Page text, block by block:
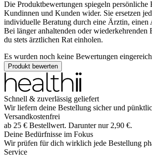
Die Produktbewertungen spiegeln persönliche
Kundinnen und Kunden wider. Sie ersetzen
individuelle Beratung durch eine Ärztin, einen
Bei länger anhaltenden oder wiederkehrenden
du stets ärztlichen Rat einholen.
Es wurden noch keine Bewertungen
Produkt bewerten
Schnell & zuverlässig geliefert
Wir liefern deine Bestellung sicher und
Versandkostenfrei
ab 25 € Bestellwert. Darunter nur 2,90 €.
Deine Bedürfnisse im Fokus
Wir prüfen für dich wirklich jede Bestellung
Service